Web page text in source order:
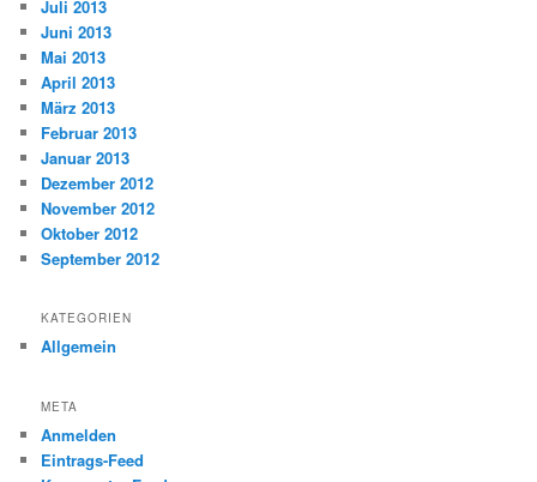
Juli 2013
Juni 2013
Mai 2013
April 2013
März 2013
Februar 2013
Januar 2013
Dezember 2012
November 2012
Oktober 2012
September 2012
KATEGORIEN
Allgemein
META
Anmelden
Eintrags-Feed